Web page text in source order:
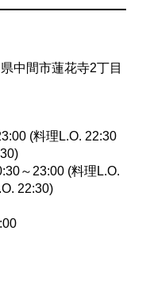
中間市蓮花寺2丁目
(料理L.O. 22:30
～23:00 (料理L.O.
22:30)